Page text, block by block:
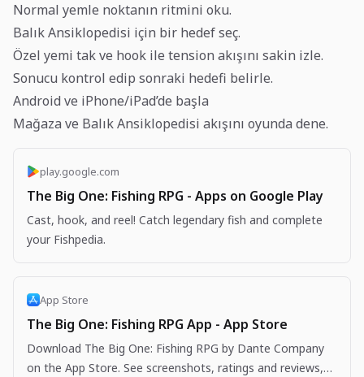
Normal yemle noktanın ritmini oku.
Balık Ansiklopedisi için bir hedef seç.
Özel yemi tak ve hook ile tension akışını sakin izle.
Sonucu kontrol edip sonraki hedefi belirle.
Android ve iPhone/iPad’de başla
Mağaza ve Balık Ansiklopedisi akışını oyunda dene.
play.google.com
The Big One: Fishing RPG - Apps on Google Play
Cast, hook, and reel! Catch legendary fish and complete
your Fishpedia.
App Store
The Big One: Fishing RPG App - App Store
Download The Big One: Fishing RPG by Dante Company
on the App Store. See screenshots, ratings and reviews,